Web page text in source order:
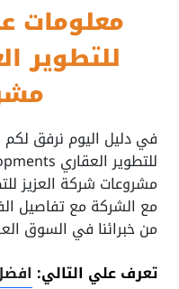
معلومات
للتطوير
في دليل اليوم نرفق لكم
مشروعات شركة العزيز
مع الشركة مع تفاصيل
من خبرائنا في السوق
تعرف علي التالي: